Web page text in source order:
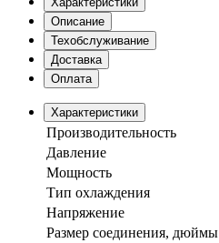
Описание
Техобслуживание
Доставка
Оплата
Характеристики
Производительность
Давление
Мощность
Тип охлаждения
Напряжение
Размер соединения, дюймы